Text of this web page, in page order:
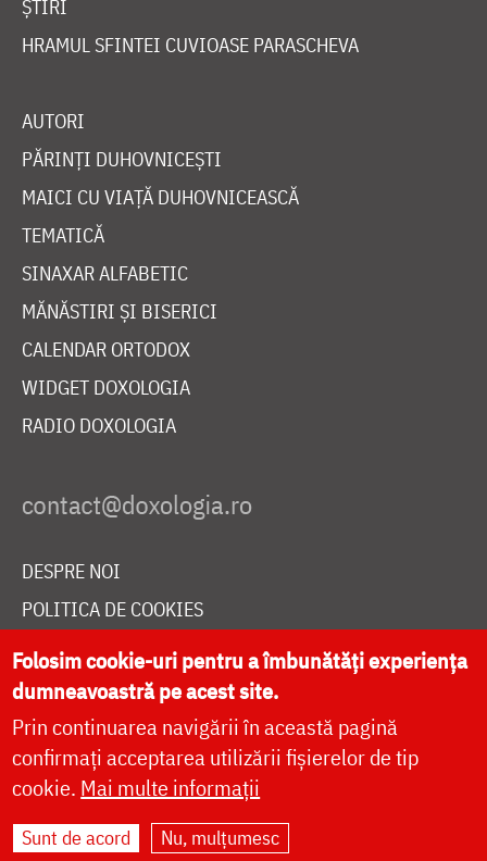
ȘTIRI
HRAMUL SFINTEI CUVIOASE PARASCHEVA
AUTORI
PĂRINȚI DUHOVNICEȘTI
MAICI CU VIAȚĂ DUHOVNICEASCĂ
TEMATICĂ
SINAXAR ALFABETIC
MĂNĂSTIRI ȘI BISERICI
CALENDAR ORTODOX
WIDGET DOXOLOGIA
RADIO DOXOLOGIA
DESPRE NOI
POLITICA DE COOKIES
DONEAZĂ ONLINE PENTRU CATEDRALA NAȚIONALĂ
LIVE
Site dezvoltat deDOXOLOGIA MEDIA
Folosim cookie-uri pentru a îmbunătăți experiența
dumneavoastră pe acest site.
Prin continuarea navigării în această pagină
confirmați acceptarea utilizării fișierelor de tip
cookie. Mai multe informații
Sunt de acord Nu, mulțumesc